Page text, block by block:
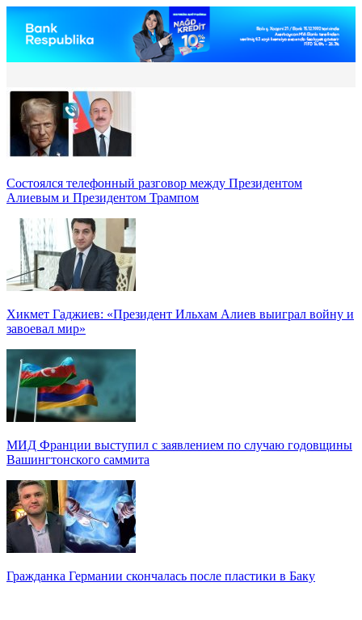
Состоялся телефонный разговор между Президентом
Алиевым и Президентом Трампом
Хикмет Гаджиев: «Президент Ильхам Алиев выиграл войну и
завоевал мир»
МИД Франции выступил с заявлением по случаю годовщины
Вашингтонского саммита
Гражданка Германии скончалась после пластики в Баку